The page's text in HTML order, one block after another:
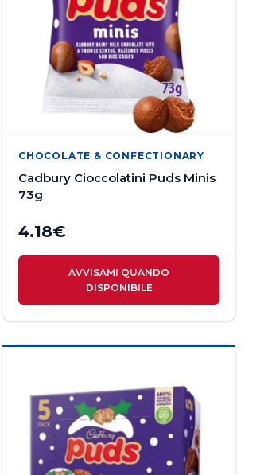
CHOCOLATE & CONFECTIONARY
Cadbury Cioccolatini Puds Minis
73g
4.18€
AVVISAMI QUANDO
DISPONIBILE